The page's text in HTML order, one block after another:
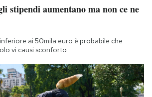
stipendi aumentano ma non ce ne
ai 50mila euro è probabile che
vi causi sconforto